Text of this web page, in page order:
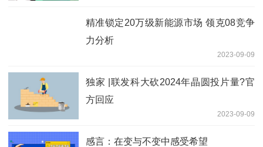
精准锁定20万级新能源市场 领克08竞争
力分析
2023-09-09
独家 |联发科大砍2024年晶圆投片量?官
方回应
2023-09-09
感言：在变与不变中感受希望